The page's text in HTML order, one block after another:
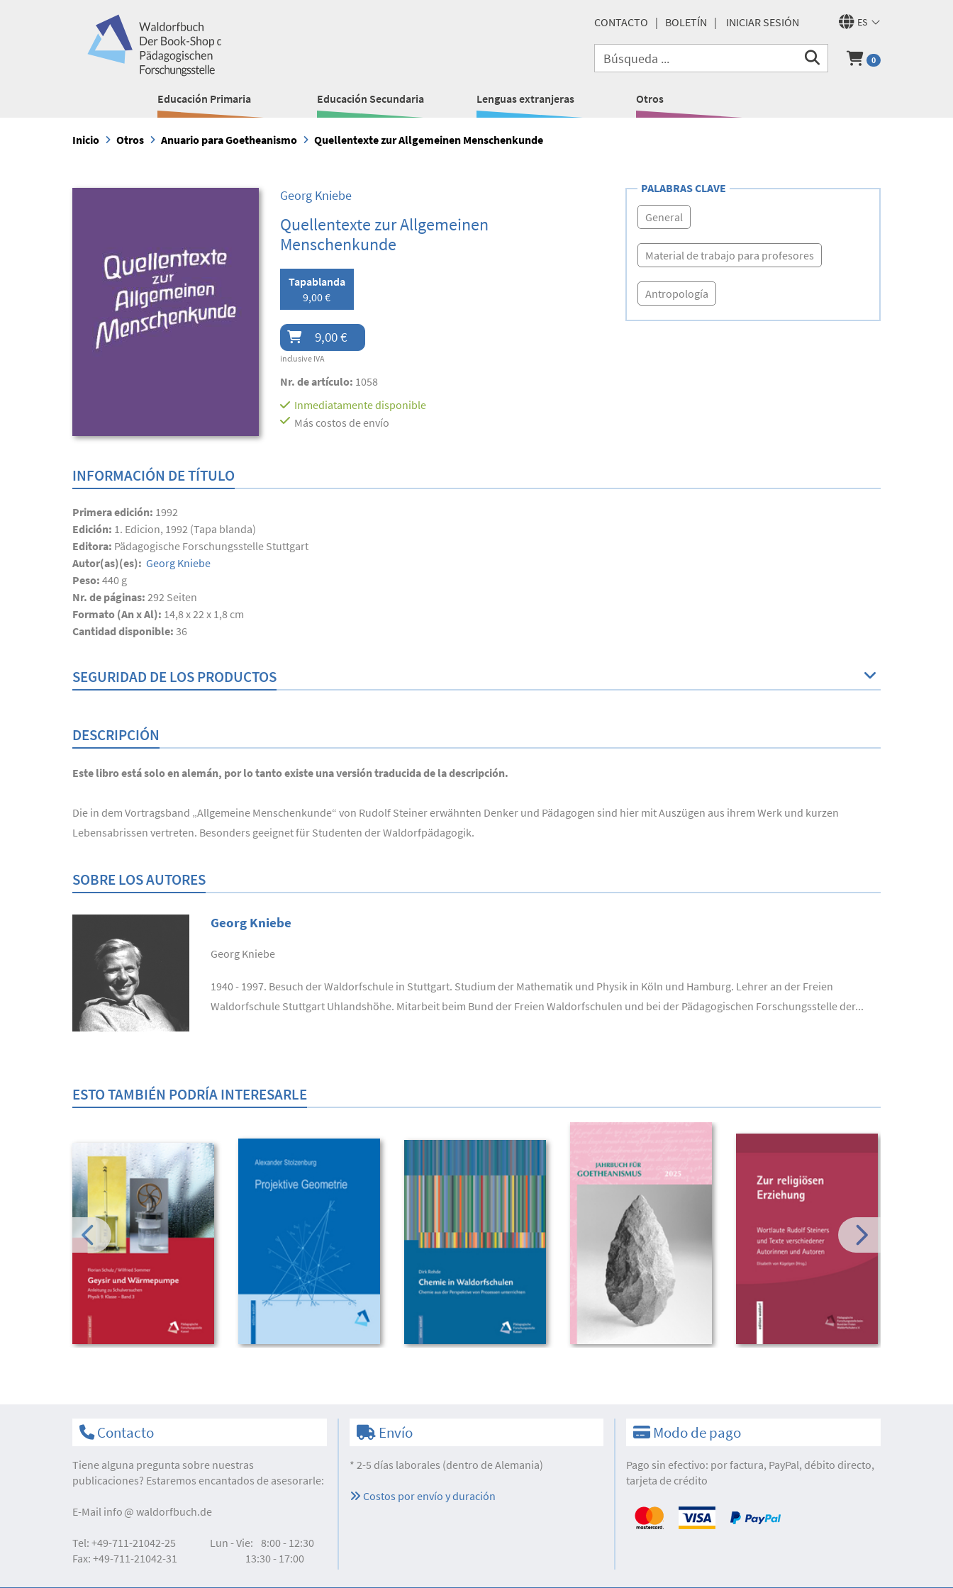
ES
CONTACTO BOLETÍN INICIAR SESIÓN
0
Educación Primaria Educación Secundaria Lenguas extranjeras Otros
Inicio Otros Anuario para Goetheanismo Quellentexte zur Allgemeinen Menschenkunde
Georg Kniebe
Quellentexte zur Allgemeinen
Menschenkunde
Tapablanda
9,00 €
9,00 €
inclusive IVA
Nr. de artículo: 1058
Inmediatamente disponible
Más costos de envío
PALABRAS CLAVE
General
Material de trabajo para profesores
Antropología
INFORMACIÓN DE TÍTULO
Primera edición: 1992
Edición: 1. Edicion, 1992 (Tapa blanda)
Editora: Pädagogische Forschungsstelle Stuttgart
Autor(as)(es): Georg Kniebe
Peso: 440 g
Nr. de páginas: 292 Seiten
Formato (An x Al): 14,8 x 22 x 1,8 cm
Cantidad disponible: 36
SEGURIDAD DE LOS PRODUCTOS
DESCRIPCIÓN
Este libro está solo en alemán, por lo tanto existe una versión traducida de la descripción.
Die in dem Vortragsband „Allgemeine Menschenkunde“ von Rudolf Steiner erwähnten Denker und Pädagogen sind hier mit Auszügen aus ihrem Werk und kurzen
Lebensabrissen vertreten. Besonders geeignet für Studenten der Waldorfpädagogik.
SOBRE LOS AUTORES
Georg Kniebe
Georg Kniebe
1940 - 1997. Besuch der Waldorfschule in Stuttgart. Studium der Mathematik und Physik in Köln und Hamburg. Lehrer an der Freien
Waldorfschule Stuttgart Uhlandshöhe. Mitarbeit beim Bund der Freien Waldorfschulen und bei der Pädagogischen Forschungsstelle der...
ESTO TAMBIÉN PODRÍA INTERESARLE
Contacto
Tiene alguna pregunta sobre nuestras
publicaciones? Estaremos encantados de asesorarle:
E-Mail info waldorfbuch.de
Tel: +49-711-21042-25
Fax: +49-711-21042-31
Lun - Vie:
8:00 - 12:30
13:30 - 17:00
Envío
* 2-5 días laborales (dentro de Alemania)
Costos por envío y duración
Modo de pago
Pago sin efectivo: por factura, PayPal, débito directo,
tarjeta de crédito